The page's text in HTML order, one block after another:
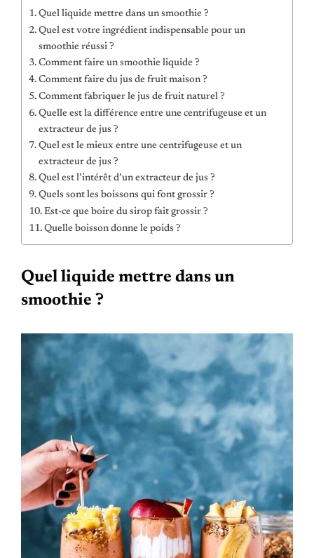
Quel liquide mettre dans un smoothie ?
Quel est votre ingrédient indispensable pour un
smoothie réussi ?
Comment faire un smoothie liquide ?
Comment faire du jus de fruit maison ?
Comment fabriquer le jus de fruit naturel ?
Quelle est la différence entre une centrifugeuse et un
extracteur de jus ?
Quel est le mieux entre une centrifugeuse et un
extracteur de jus ?
Quel est l’intérêt d’un extracteur de jus ?
Quels sont les boissons qui font grossir ?
Est-ce que boire du sirop fait grossir ?
Quelle boisson donne le poids ?
Quel liquide mettre dans un
smoothie ?